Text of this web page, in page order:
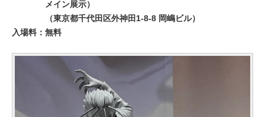
メイン展示）
（東京都千代田区外神田1-8-8 岡嶋ビル）
入場料：無料